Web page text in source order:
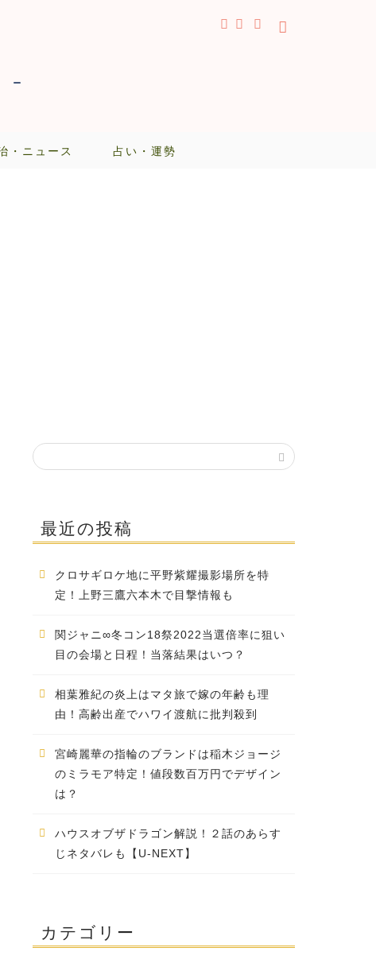
-
・ニュース 占い・運勢
最近の投稿
クロサギロケ地に平野紫耀撮影場所を特
定！上野三鷹六本木で目撃情報も
関ジャニ∞冬コン18祭2022当選倍率に狙い
目の会場と日程！当落結果はいつ？
相葉雅紀の炎上はマタ旅で嫁の年齢も理
由！高齢出産でハワイ渡航に批判殺到
宮崎麗華の指輪のブランドは稲木ジョージ
のミラモア特定！値段数百万円でデザイン
は？
ハウスオブザドラゴン解説！２話のあらす
じネタバレも【U-NEXT】
カテゴリー